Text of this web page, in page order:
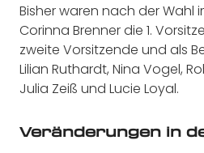
Bisher waren nach der Wahl
Corinna Brenner die 1.
zweite Vorsitzende und als
Lilian Ruthardt, Nina Vogel,
Julia Zeiß und Lucie Loyal.
Veränderungen in